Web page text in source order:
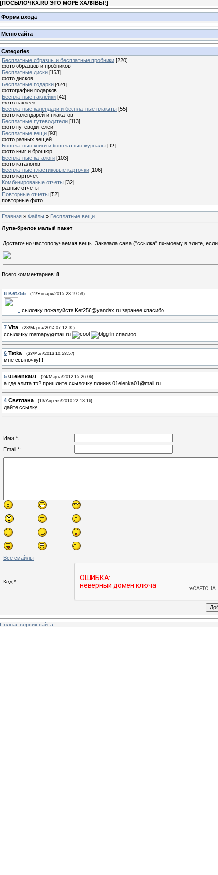
[ПОСЫЛОЧКА.RU ЭТО МОРЕ ХАЛЯВЫ!]
Форма входа
Меню сайта
Categories
Бесплатные образцы и бесплатные пробники [220]
фото образцов и пробников
Бесплатные диски [163]
фото дисков
Бесплатные подарки [424]
фотографии подарков
Бесплатные наклейки [42]
фото наклеек
Бесплатные календари и бесплатные плакаты [55]
фото календарей и плакатов
Бесплатные путеводители [113]
фото путеводителей
Бесплатные вещи [93]
фото разных вещей
Бесплатные книги и бесплатные журналы [92]
фото книг и брошюр
Бесплатные каталоги [103]
фото каталогов
Бесплатные пластиковые карточки [106]
фото карточек
Комбинированые отчеты [32]
разные отчеты
Повторные отчеты [52]
повторные фото
Главная » Файлы » Бесплатные вещи
Лупа-брелок малый пакет
Достаточно частополучаемая вещь. Заказала сама ("ссылка" по-моему в элите,
Всего комментариев: 8
8 Ket256 (11/Января/2015 23:19:59)
сылочку пожалуйста Ket256@yandex.ru заранее спасибо
7 Vita (23/Марта/2014 07:12:35)
ccылочку mamapy@mail.ru спасибо
6 Tatka (23/Мая/2013 10:58:57)
мне ccылочку!!!
5 01elenka01 (24/Марта/2012 15:26:06)
а где элита то? пришлите ссылочку плиииз 01elenka01@mail.ru
4 Светлана (13/Апреля/2010 22:13:16)
дайте ссылку
Имя *:
Email *:
Все смайлы
Код *:
Полная версия сайта